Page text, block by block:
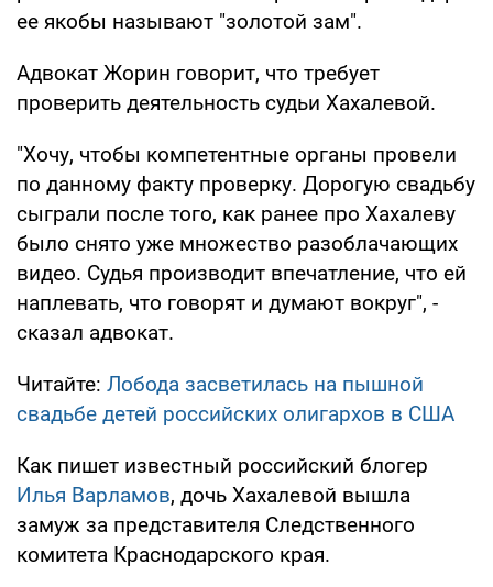
ее якобы называют "золотой зам".
Адвокат Жорин говорит, что требует
проверить деятельность судьи Хахалевой.
"Хочу, чтобы компетентные органы провели
по данному факту проверку. Дорогую свадьбу
сыграли после того, как ранее про Хахалеву
было снято уже множество разоблачающих
видео. Судья производит впечатление, что ей
наплевать, что говорят и думают вокруг", -
сказал адвокат.
Читайте: Лобода засветилась на пышной
свадьбе детей российских олигархов в США
Как пишет известный российский блогер
Илья Варламов, дочь Хахалевой вышла
замуж за представителя Следственного
комитета Краснодарского края.